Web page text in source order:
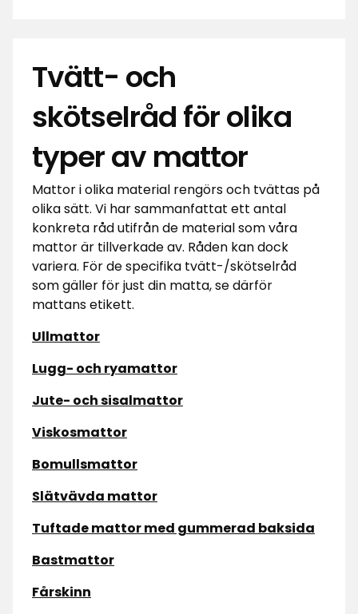
Tvätt- och
skötselråd för olika
typer av mattor
Mattor i olika material rengörs och tvättas på
olika sätt. Vi har sammanfattat ett antal
konkreta råd utifrån de material som våra
mattor är tillverkade av. Råden kan dock
variera. För de specifika tvätt-/skötselråd
som gäller för just din matta, se därför
mattans etikett.
Ullmattor
Lugg- och ryamattor
Jute- och sisalmattor
Viskosmattor
Bomullsmattor
Slätvävda mattor
Tuftade mattor med gummerad baksida
Bastmattor
Fårskinn